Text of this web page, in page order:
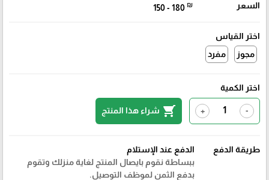
السعر 150 - 180 ₪
اختر القياس
مجوز
مفرد
اختر الكمية
-
+
shopping_cart شراء هذا المنتج
طريقة الدفع
الدفع عند الإستلام
ببساطة نقوم بايصال المنتج لغاية منزلك وتقوم
بدفع الثمن لموظف التوصيل.